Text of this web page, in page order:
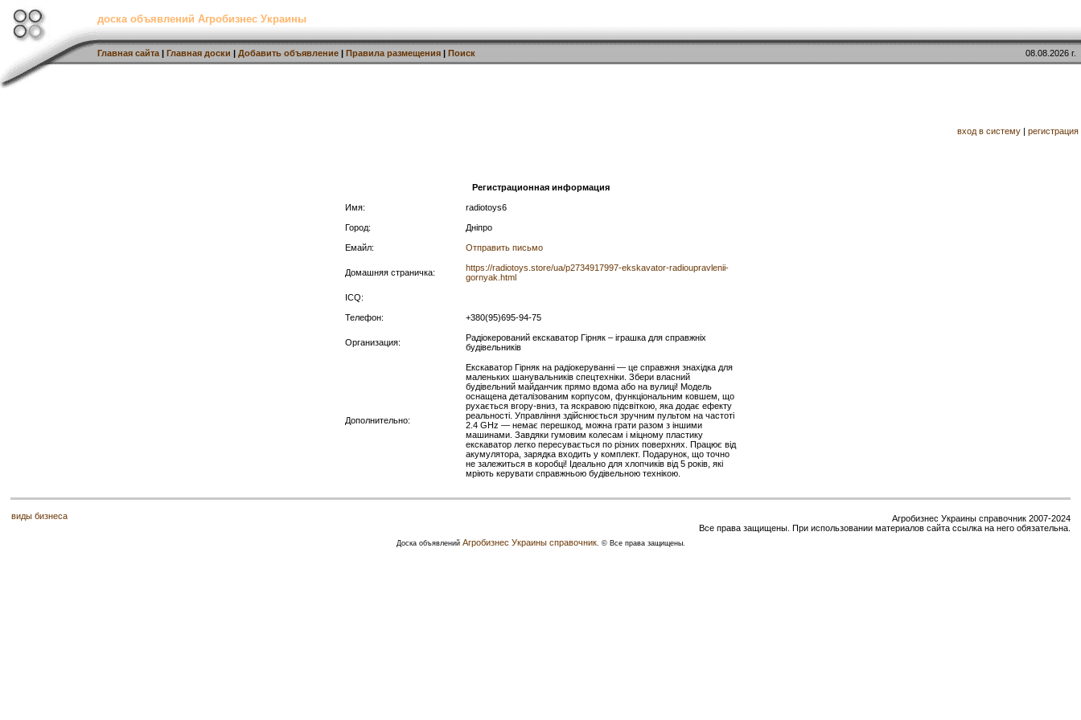
доска объявлений Агробизнес Украины
Главная сайта | Главная доски | Добавить объявление | Правила размещения | Поиск 08.08.2026 г.
вход в систему | регистрация
Регистрационная информация
Имя: radiotoys6
Город: Дніпро
Емайл: Отправить письмо
Домашняя страничка:
https://radiotoys.store/ua/p2734917997-ekskavator-radioupravlenii-
gornyak.html
ICQ:
Телефон: +380(95)695-94-75
Организация:
Радіокерований екскаватор Гірняк – іграшка для справжніх
будівельників
Дополнительно:
Екскаватор Гірняк на радіокеруванні — це справжня знахідка для
маленьких шанувальників спецтехніки. Збери власний
будівельний майданчик прямо вдома або на вулиці! Модель
оснащена деталізованим корпусом, функціональним ковшем, що
рухається вгору-вниз, та яскравою підсвіткою, яка додає ефекту
реальності. Управління здійснюється зручним пультом на частоті
2.4 GHz — немає перешкод, можна грати разом з іншими
машинами. Завдяки гумовим колесам і міцному пластику
екскаватор легко пересувається по різних поверхнях. Працює від
акумулятора, зарядка входить у комплект. Подарунок, що точно
не залежиться в коробці! Ідеально для хлопчиків від 5 років, які
мріють керувати справжньою будівельною технікою.
виды бизнеса
Агробизнес Украины справочник 2007-2024
Все права защищены. При использовании материалов сайта ссылка на него обязательна.
Доска объявлений Агробизнес Украины справочник. © Все права защищены.